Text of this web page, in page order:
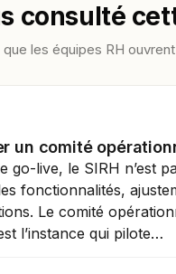
consulté
les équipes RH ouvrent
un comité
go-live, le SIRH n’est
fonctionnalités,
Le comité
l’instance qui pilote…